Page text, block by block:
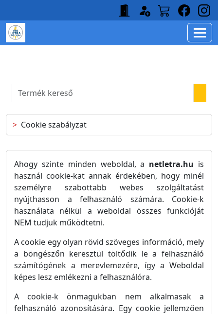
Cookie szabályzat
Ahogy szinte minden weboldal, a netletra.hu is
használ cookie-kat annak érdekében, hogy minél
személyre szabottabb webes szolgáltatást
nyújthasson a felhasználó számára. Cookie-k
használata nélkül a weboldal összes funkcióját
NEM tudjuk működtetni.
A cookie egy olyan rövid szöveges információ, mely
a böngészőn keresztül töltődik le a felhasználó
számítógének a merevlemezére, így a Weboldal
képes lesz emlékezni a felhasználóra.
A cookie-k önmagukban nem alkalmasak a
felhasználó azonosítására. Egy cookie jellemzően